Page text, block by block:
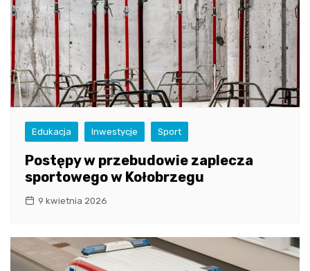
Edukacja Inwestycje Sport
Postępy w przebudowie zaplecza
sportowego w Kołobrzegu
9 kwietnia 2026